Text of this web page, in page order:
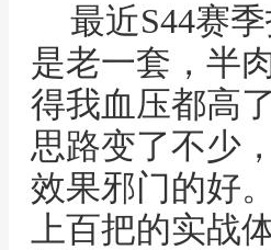
最近S44赛
是老一套，半
得我血压都高
思路变了不少
效果邪门的好
上百把的实战